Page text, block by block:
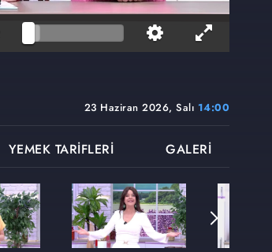
23 Haziran 2026, Salı 14:00
YEMEK TARİFLERİ GALERİ